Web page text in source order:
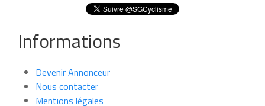
Informations
Devenir Annonceur
Nous contacter
Mentions légales